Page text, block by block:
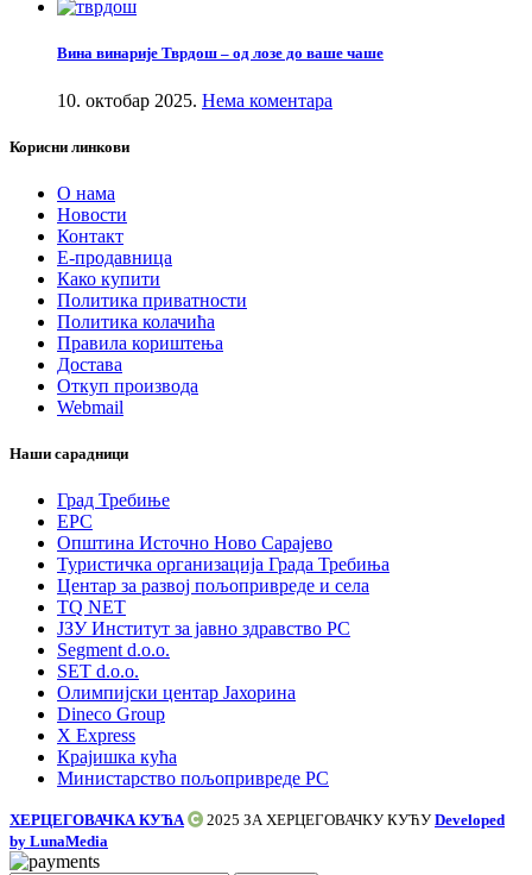
Вина винарије Тврдош – од лозе до ваше чаше
10. октобар 2025. Нема коментара
Корисни линкови
О нама
Новости
Контакт
Е-продавница
Како купити
Политика приватности
Политика колачића
Правила кориштења
Достава
Откуп производа
Webmail
Наши сарадници
Град Требиње
ЕРС
Општина Источно Ново Сарајево
Туристичка организација Града Требиња
Центар за развој пољопривреде и села
TQ NET
ЈЗУ Институт за јавно здравство РС
Segment d.o.o.
SET d.o.o.
Олимпијски центар Јахорина
Dineco Group
X Express
Крајишка кућа
Министарство пољопривреде РС
ХЕРЦЕГОВАЧКА КУЋА 2025 ЗАХЕРЦЕГОВАЧКУ КУЋУ Developed
by LunaMedia